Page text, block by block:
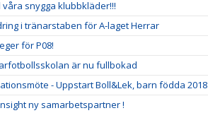
våra snygga klubbkläder!!!
i tränarstaben för A-laget Herrar
för P08!
är nu fullbokad
- Uppstart Boll&Lek, barn födda 2018
ny samarbetspartner !